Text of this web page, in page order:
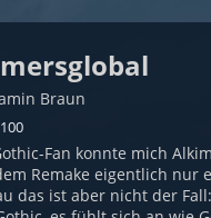
Braun
100
Fan konnte mich
Remake eigentlich nur
das ist aber nicht der